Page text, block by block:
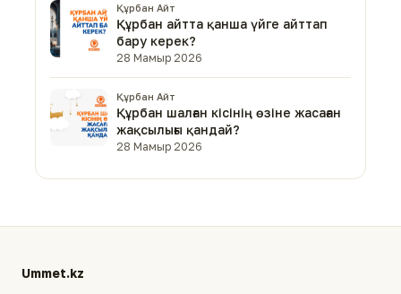
Құрбан Айт
Құрбан айтта қанша үйге айттап
бару керек?
28 Мамыр 2026
Құрбан Айт
Құрбан шалған кісінің өзіне жасаған
жақсылығы қандай?
28 Мамыр 2026
Ummet.kz